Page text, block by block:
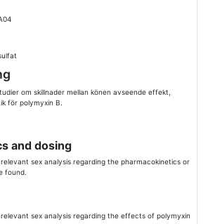
om skillnader mellan könen avseende effekt,
för polymyxin B.
and dosing
sex analysis regarding the pharmacokinetics or
found.
sex analysis regarding the effects of polymyxin